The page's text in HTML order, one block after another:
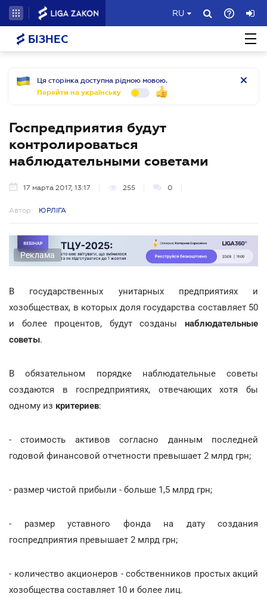
RU
БІЗНЕС
Ця сторінка доступна рідною мовою.
Перейти на українську
Госпредприятия будут
контролироваться
наблюдательными советами
17 марта 2017, 13:17 255 0
Автор: ЮРЛІГА
Реклама
В государственных унитарных предприятиях и
хозобществах, в которых доля государства составляет 50
и более процентов, будут созданы наблюдательные
советы.
В обязательном порядке наблюдательные советы
создаются в госпредприятиях, отвечающих хотя бы
одному из критериев:
- стоимость активов согласно данным последней
годовой финансовой отчетности превышает 2 млрд грн;
- размер чистой прибыли - больше 1,5 млрд грн;
- размер уставного фонда на дату создания
госпредприятия превышает 2 млрд грн;
- количество акционеров - собственников простых акций
хозобщества составляет 10 и более лиц.